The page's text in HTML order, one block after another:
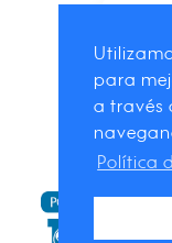
para
a través
Política